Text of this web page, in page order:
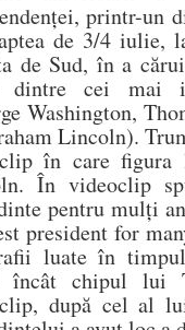
printr-un
de 3/4 iulie,
de Sud, în a
dintre cei mai
Washington,
Lincoln).
în care figura
În videoclip
pentru mulți
president for
luate în
încât chipul lui
după cel al